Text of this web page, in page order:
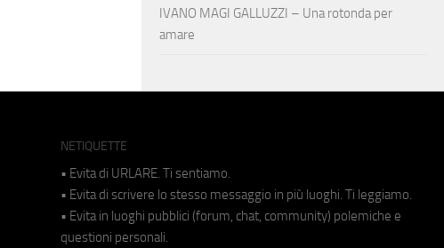
IVANO MAGI GALLUZZI – Una rotonda per
amare
NETIQUETTE
• Evita di URLARE. Ti sentiamo.
• Evita di scrivere lo stesso messaggio in più luoghi. Ti leggiamo.
• Evita in luoghi pubblici (forum, chat, community) polemiche e
questioni personali.